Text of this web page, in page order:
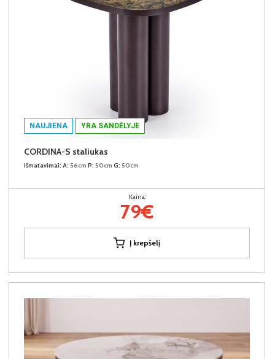
NAUJIENA YRA SANDĖLYJE
CORDINA-S staliukas
Išmatavimai: A: 56cm P: 50cm G: 50cm
Kaina:
79€
Į krepšelį